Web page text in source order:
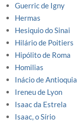
Guerric de Igny
Hermas
Hesiquio do Sinai
Hilário de Poitiers
Hipólito de Roma
Homilias
Inácio de Antioquia
Ireneu de Lyon
Isaac da Estrela
Isaac, o Sírio